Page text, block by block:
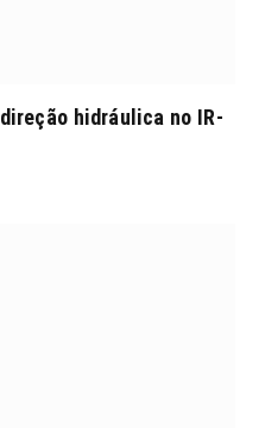
hidráulica no IR-